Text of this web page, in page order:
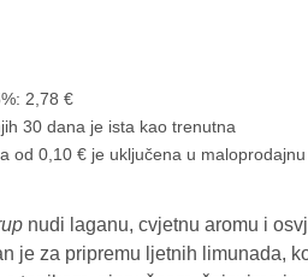
2,78 €
30 dana je ista kao trenutna
od 0,10 € je uključena u
nudi laganu, cvjetnu aromu i
je za pripremu ljetnih limunada,